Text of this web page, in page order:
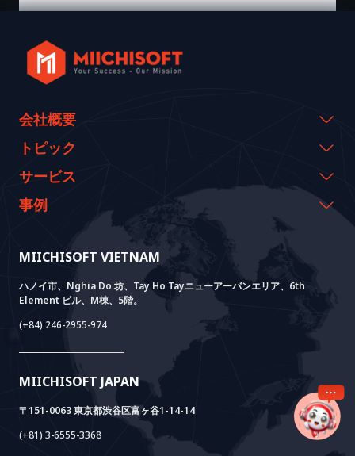
MIICHISOFT VIETNAM
ハノイ市、Nghia Do 坊、Tay Ho Tayニューアーバンエリア、6th
Element ビル、M棟、5階。
(+84) 246-2955-974
MIICHISOFT JAPAN
〒151-0063 東京都渋谷区富ヶ谷1-14-14
(+81) 3-6555-3368
会社概要
会社概要
代表のメッセージ
沿革
価値観
トピック
イベント & ウェビナー
資料室
ニュース
FAQ
サービス
AI CO-CREATION
AI PoC開発
Core Lab
System Lab
Power Lab
Cloud Lab
AI+ SOLUTIONS
AI+ Products
Meet AI+
AI+ Package
RAG Package
VIETNAM BRIDGE
BOTモデル
法人設立支援
事例
実績
お客様の声